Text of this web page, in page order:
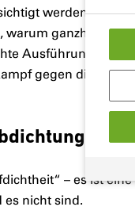
werden
warum ganzheitliche
Ausführung
gegen die
der
– es ist
es nicht sind.